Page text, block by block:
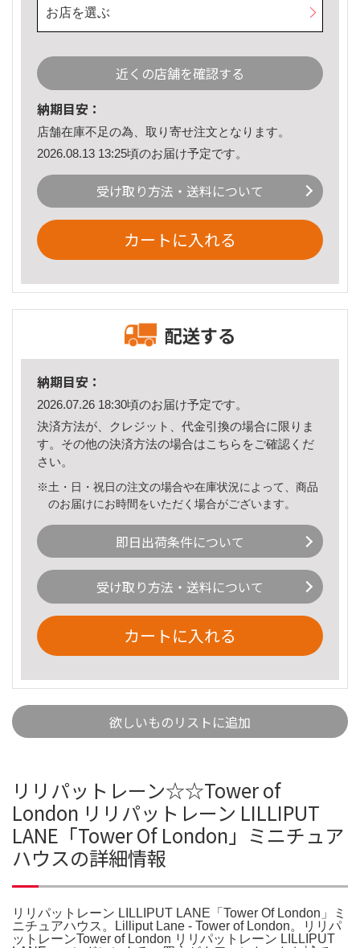
お店を選ぶ
近くの店舗を確認する
納期目安：
店舗在庫不足の為、取り寄せ注文となります。
2026.08.13 13:25頃のお届け予定です。
受け取り方法・送料について
カートに入れる
配送する
納期目安：
2026.07.26 18:30頃のお届け予定です。
決済方法が、クレジット、代金引換の場合に限りま
す。その他の決済方法の場合はこちら をご確認くだ
さい。
※土・日・祝日の注文の場合や在庫状況によって、商品
のお届けにお時間をいただく場合がございます。
即日出荷条件について
受け取り方法・送料について
カートに入れる
欲しいものリストに追加
リリパットレーン☆☆Tower of
London リリパットレーン LILLIPUT
LANE「Tower Of London」ミニチュア
ハウスの詳細情報
リリパットレーン LILLIPUT LANE「Tower Of London」ミ
ニチュアハウス。Lilliput Lane - Tower of London。リリパ
ットレーンTower of London リリパットレーン LILLIPUT